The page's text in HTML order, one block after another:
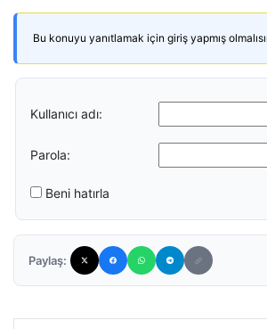
Bu konuyu yanıtlamak için giriş yapmış
Kullanıcı adı:
Parola:
Beni hatırla
Paylaş: